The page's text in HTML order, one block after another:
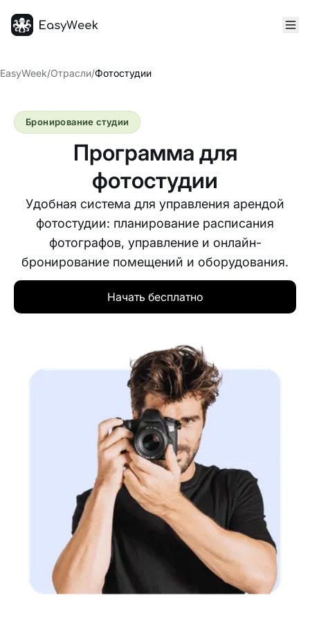
EasyWeek/Отрасли/Фотостудии
Программа для
фотостудии
Удобная система для управления арендой
фотостудии: планирование расписания
фотографов, управление и онлайн-
бронирование помещений и оборудования.
Бронирование студии
Начать бесплатно